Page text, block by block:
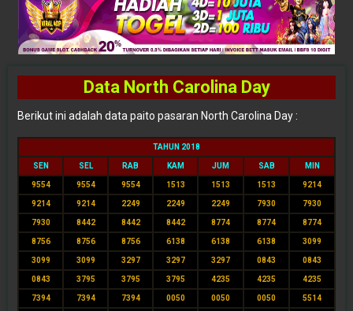
Data North Carolina Day
Berikut ini adalah data paito pasaran North Carolina Day :
TAHUN 2018
SEN SEL RAB KAM JUM SAB MIN
9554 9554 9554 1513 1513 1513 9214
9214 9214 2249 2249 2249 7930 7930
7930 8442 8442 8442 8774 8774 8774
8756 8756 8756 6138 6138 6138 3099
3099 3099 3297 3297 3297 0843 0843
0843 3795 3795 3795 4235 4235 4235
7394 7394 7394 0050 0050 0050 5514